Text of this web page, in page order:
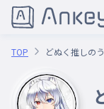
TOP どぬく推しの